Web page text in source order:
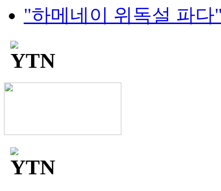
"하메네이 위독설 파다